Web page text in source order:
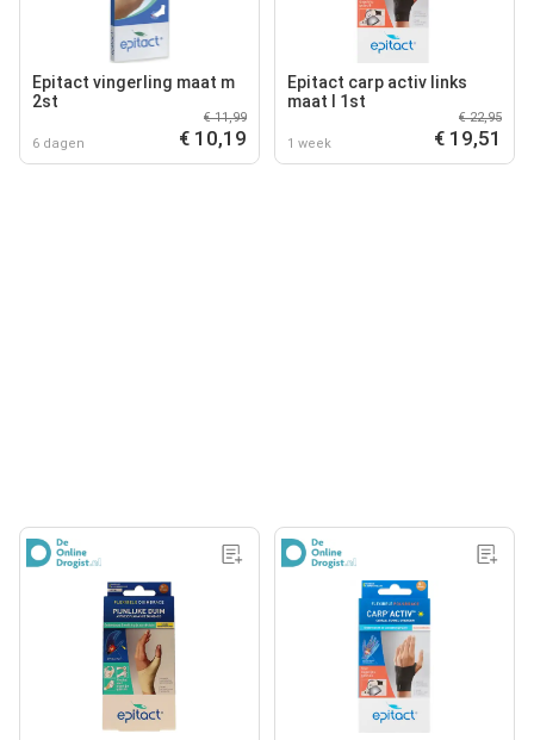
Epitact vingerling maat m
2st
6 dagen
€ 11,99
€ 10,19
Epitact carp activ links
maat l 1st
1 week
€ 22,95
€ 19,51